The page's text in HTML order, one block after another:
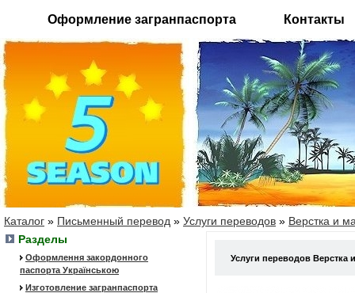
Оформление загранпаспорта Контакты
Каталог » Письменный перевод » Услуги переводов » Верстка и
Разделы
Оформлення закордонного
паспорта Українською
Изготовление загранпаспорта
Услуги переводов Верстка